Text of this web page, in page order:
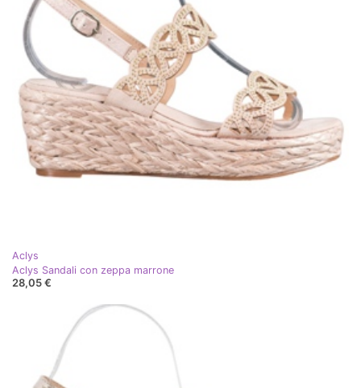
Aclys
Aclys Sandali con zeppa marrone
28,05 €